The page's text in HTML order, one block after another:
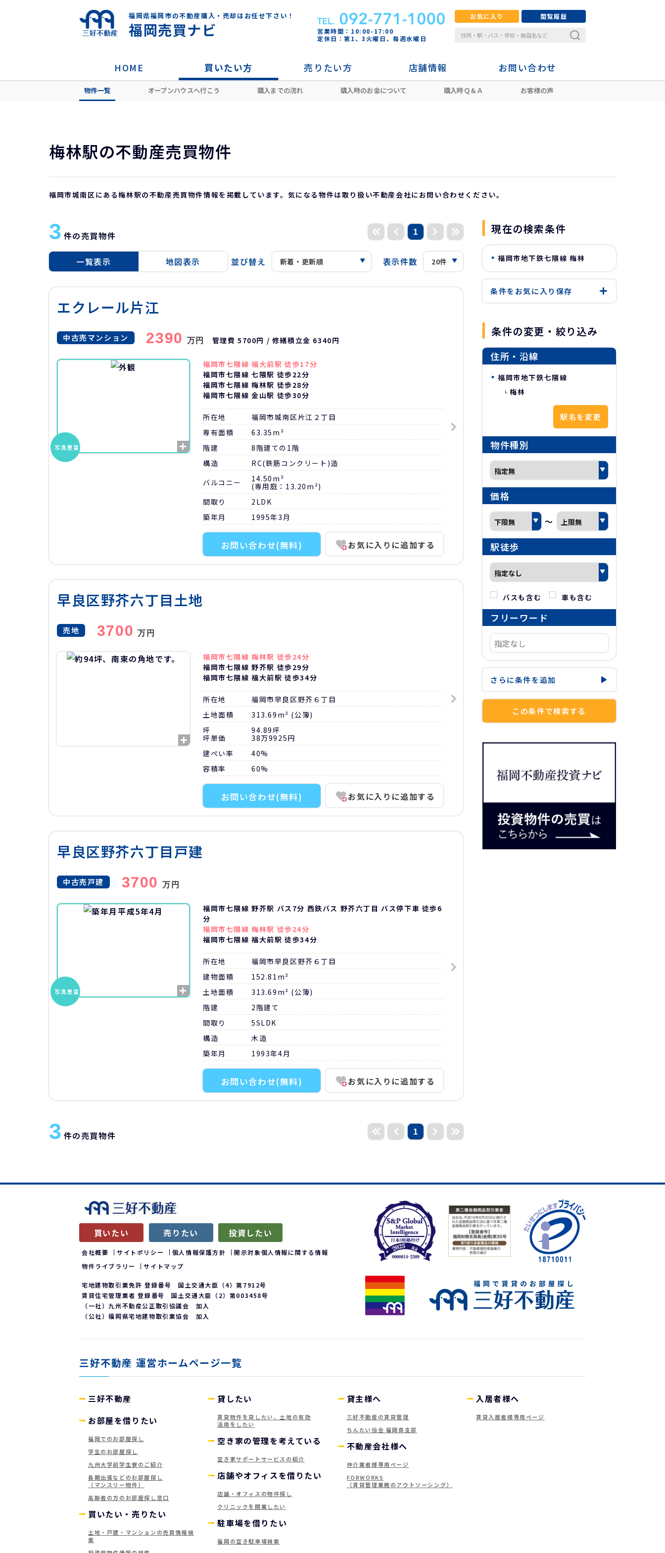
福岡県福岡市の不動産購入・売却はお任せ下さい！
福岡売買ナビ
営業時間：10:00-17:00
定休日：第1、3火曜日、毎週水曜日
お気に入り 閲覧履歴
HOME 買いたい方 売りたい方 店舗情報 お問い合わせ
HOME 沿線・駅から探す 福岡市城南区
物件一覧 オープンハウスへ行こう 購入までの流れ 購入時のお金について 購入時Ｑ＆Ａ お客様の声
梅林駅の不動産売買物件
福岡市城南区にある梅林駅の不動産売買物件情報を掲載しています。気になる物件は取り扱い不動産会社にお問い合わせください。
3 件の売買物件
一覧表示 地図表示
1
並び替え 表示件数
エクレール片江
中古売マンション 2390 万円 管理費 5700円 / 修繕積立金 6340円
写真豊富
福岡市七隈線 福大前駅 徒歩17分
福岡市七隈線 七隈駅 徒歩22分
福岡市七隈線 梅林駅 徒歩28分
福岡市七隈線 金山駅 徒歩30分
所在地
福岡市城南区片江２丁目
専有面積
63.35m²
階建
8階建ての1階
構造
RC(鉄筋コンクリート)造
バルコニー
14.50m²
(専用庭：13.20m²)
間取り
2LDK
築年月
1995年3月
お問い合わせ(無料) お気に入りに追加する
早良区野芥六丁目土地
売地 3700 万円
福岡市七隈線 梅林駅 徒歩24分
福岡市七隈線 野芥駅 徒歩29分
福岡市七隈線 福大前駅 徒歩34分
所在地
福岡市早良区野芥６丁目
土地面積
313.69m² (公簿)
坪
坪単価
94.89坪
38万9925円
建ぺい率
40%
容積率
60%
お問い合わせ(無料) お気に入りに追加する
早良区野芥六丁目戸建
中古売戸建 3700 万円
写真豊富
福岡市七隈線 野芥駅 バス7分 西鉄バス 野芥六丁目 バス停下車 徒歩6
分
福岡市七隈線 梅林駅 徒歩24分
福岡市七隈線 福大前駅 徒歩34分
所在地
福岡市早良区野芥６丁目
建物面積
152.81m²
土地面積
313.69m² (公簿)
階建
2階建て
間取り
5SLDK
構造
木造
築年月
1993年4月
お問い合わせ(無料) お気に入りに追加する
3 件の売買物件 1
現在の検索条件
福岡市地下鉄七隈線 梅林
条件をお気に入り 保存
条件の変更・絞り込み
住所・沿線
福岡市地下鉄七隈線
梅林
駅名を変更
物件種別
価格
～
駅徒歩
バスも含む 車も含む
フリーワード
さらに条件を追加
この条件で検索する
買いたい 売りたい 投資したい
会社概要 サイトポリシー 個人情報保護方針
開示対象個人情報に関する情報
物件ライブラリー
サイトマップ
宅地建物取引業免許 登録番号 国土交通大臣（4）第7912号
賃貸住宅管理業者 登録番号 国土交通大臣（2）第003458号
（一社）九州不動産公正取引協議会 加入
（公社）福岡県宅地建物取引業協会 加入
三好不動産 運営ホームページ一覧
三好不動産
お部屋を借りたい
福岡でのお部屋探し
学生のお部屋探し
九州大学前学生寮のご紹介
長期出張などのお部屋探し
（マンスリー物件）
高齢者の方のお部屋探し窓口
買いたい・売りたい
土地・戸建・マンションの売買情報検
索
貸したい
賃貸物件を貸したい、土地の有効
活用をしたい
空き家の管理を考えている
空き家サポートサービスの紹介
店舗やオフィスを借りたい
店舗・オフィスの物件探し
クリニックを開業したい
駐車場を借りたい
福岡の空き駐車場検索
貸主様へ
三好不動産の賃貸管理
ちんたい協会 福岡県支部
不動産会社様へ
仲介業者様専用ページ
FORWORKS
（賃貸管理業務のアウトソーシング）
入居者様へ
賃貸入居者様専用ページ